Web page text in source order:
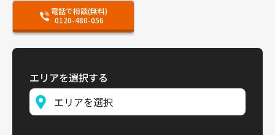
電話で相談(無料)
0120-480-056
エリアを選択する